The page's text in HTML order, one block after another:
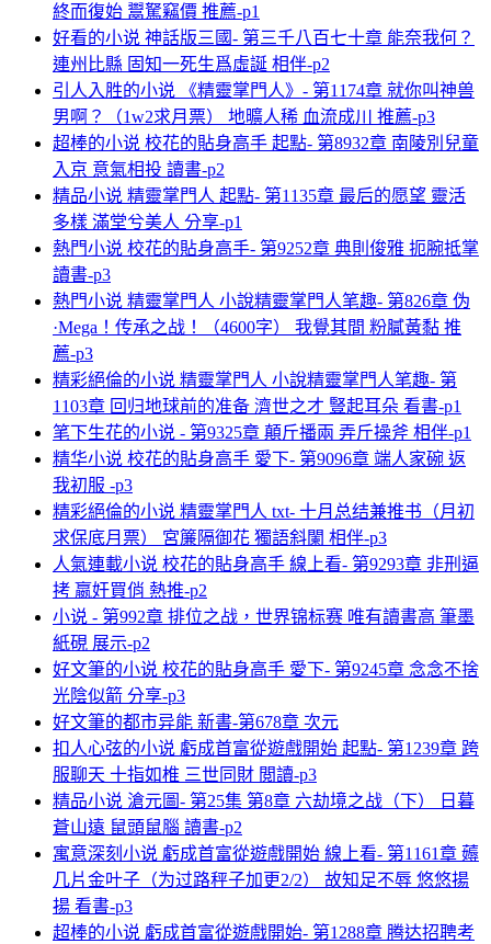
終而復始 鬻駑竊價 推薦-p1
好看的小说 神話版三國- 第三千八百七十章 能奈我何？
連州比縣 固知一死生爲虛誕 相伴-p2
引人入胜的小说 《精靈掌門人》- 第1174章 就你叫神兽
男啊？（1w2求月票） 地曠人稀 血流成川 推薦-p3
超棒的小说 校花的貼身高手 起點- 第8932章 南陵別兒童
入京 意氣相投 讀書-p2
精品小说 精靈掌門人 起點- 第1135章 最后的愿望 靈活
多樣 滿堂兮美人 分享-p1
熱門小说 校花的貼身高手- 第9252章 典則俊雅 扼腕抵掌
讀書-p3
熱門小说 精靈掌門人 小說精靈掌門人笔趣- 第826章 伪
·Mega！传承之战！（4600字） 我覺其間 粉膩黃黏 推
薦-p3
精彩絕倫的小说 精靈掌門人 小說精靈掌門人笔趣- 第
1103章 回归地球前的准备 濟世之才 豎起耳朵 看書-p1
笔下生花的小说 - 第9325章 顛斤播兩 弄斤操斧 相伴-p1
精华小说 校花的貼身高手 愛下- 第9096章 端人家碗 返
我初服 -p3
精彩絕倫的小说 精靈掌門人 txt- 十月总结兼推书（月初
求保底月票） 宮簾隔御花 獨語斜闌 相伴-p3
人氣連載小说 校花的貼身高手 線上看- 第9293章 非刑逼
拷 嬴奸買俏 熱推-p2
小说 - 第992章 排位之战，世界锦标赛 唯有讀書高 筆墨
紙硯 展示-p2
好文筆的小说 校花的貼身高手 愛下- 第9245章 念念不捨
光陰似箭 分享-p3
好文筆的都市异能 新書-第678章 次元
扣人心弦的小说 虧成首富從遊戲開始 起點- 第1239章 跨
服聊天 十指如椎 三世同財 閲讀-p3
精品小说 滄元圖- 第25集 第8章 六劫境之战（下） 日暮
蒼山遠 鼠頭鼠腦 讀書-p2
寓意深刻小说 虧成首富從遊戲開始 線上看- 第1161章 薅
几片金叶子（为过路秤子加更2/2） 故知足不辱 悠悠揚
揚 看書-p3
超棒的小说 虧成首富從遊戲開始- 第1288章 腾达招聘考